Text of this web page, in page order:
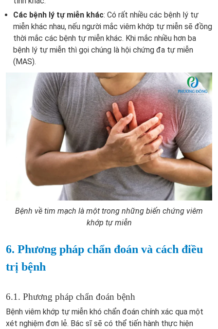
Các bệnh lý tự miễn khác: Có rất nhiều các bệnh lý tự
miễn khác nhau, nếu người mắc viêm khớp tự miễn sẽ đồng
thời mắc các bệnh tự miễn khác. Khi mắc nhiều hơn ba
bệnh lý tự miễn thì gọi chúng là hội chứng đa tự miễn
(MAS).
Bệnh về tim mạch là một trong những biến chứng viêm
khớp tự miễn
6. Phương pháp chẩn đoán và cách điều
trị bệnh
6.1. Phương pháp chẩn đoán bệnh
Bệnh viêm khớp tự miễn khó chẩn đoán chính xác qua một
xét nghiệm đơn lẻ. Bác sĩ sẽ có thể tiến hành thực hiện